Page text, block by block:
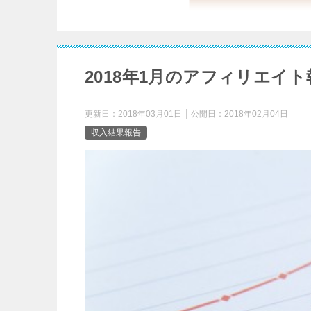
2018年1月のアフィリエイト
更新日： 2018年03月01日 公開日： 2018年02月04日
収入結果報告